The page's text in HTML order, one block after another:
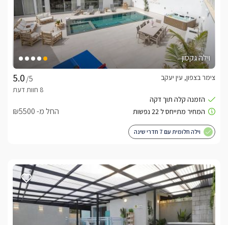
וילה גקסון
/5
צימר בצפון, עין יעקב
החל מ- ₪5500
וילה חלומית עם 7 חדרי שינה